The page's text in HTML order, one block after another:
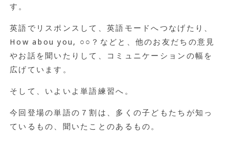
す。
英語でリスポンスして、英語モードへつなげたり、
How abou you, ○○？などと、他のお友だちの意見
やお話を聞いたりして、コミュニケーションの幅を
広げています。
そして、いよいよ単語練習へ。
今回登場の単語の７割は、多くの子どもたちが知っ
ているもの、聞いたことのあるもの。